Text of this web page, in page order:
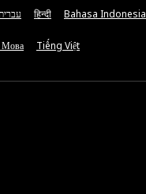
हिन्दी Bahasa Indonesia
Мова Tiếng Việt